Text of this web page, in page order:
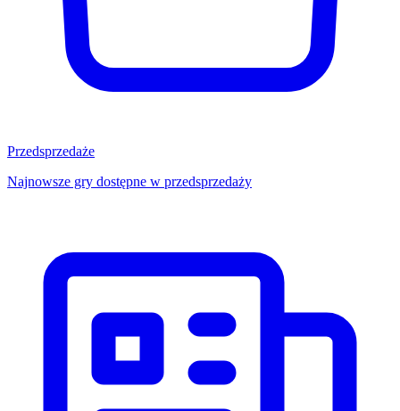
Przedsprzedaże
Najnowsze gry dostępne w przedsprzedaży